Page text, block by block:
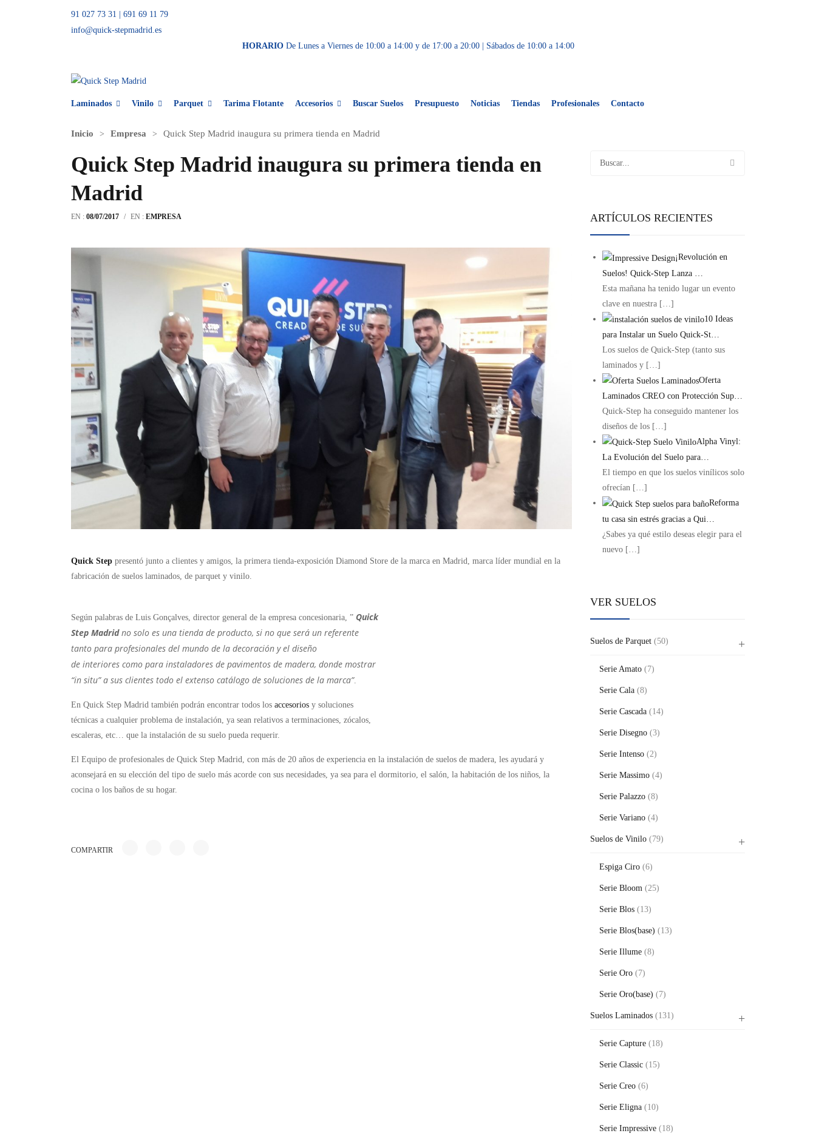
91 027 73 31
691 69 11 79
info@quick-stepmadrid.es
HORARIO De Lunes a Viernes de 10:00 a 14:00 y de 17:00 a 20:00 | Sábados de 10:00 a 14:00
Laminados Vinilo Parquet Tarima Flotante Accesorios Buscar Suelos Presupuesto Noticias Tiendas Profesionales Contacto
Inicio Empresa Quick Step Madrid inaugura su primera tienda en Madrid
Quick Step Madrid inaugura su primera tienda en
Madrid
EN : 08/07/2017 / EN : EMPRESA
Quick Step presentó junto a clientes y amigos, la primera tienda-exposición Diamond Store de la marca en Madrid, marca líder mundial en la
fabricación de suelos laminados, de parquet y vinilo.
Según palabras de Luis Gonçalves, director general de la empresa concesionaria, ” Quick
Step Madridno solo es una tienda de producto, si no que será un referente
tanto para profesionales del mundo de la decoración y el diseño
de interiores como para instaladores de pavimentos de madera, donde mostrar
“in situ” a sus clientes todo el extenso catálogo de soluciones de la marca”.
En Quick Step Madrid también podrán encontrar todos los accesorios y soluciones
técnicas a cualquier problema de instalación, ya sean relativos a terminaciones, zócalos,
escaleras, etc… que la instalación de su suelo pueda requerir.
El Equipo de profesionales de Quick Step Madrid, con más de 20 años de experiencia en la instalación de suelos de madera, les ayudará y
aconsejará en su elección del tipo de suelo más acorde con sus necesidades, ya sea para el dormitorio, el salón, la habitación de los niños, la
cocina o los baños de su hogar.
COMPARTIR
ARTÍCULOS RECIENTES
¡Revolución en
Suelos! Quick-Step Lanza …
Esta mañana ha tenido lugar un evento
clave en nuestra […]
10 Ideas
para Instalar un Suelo Quick-St…
Los suelos de Quick-Step (tanto sus
laminados y […]
Oferta
Laminados CREO con Protección Sup…
Quick-Step ha conseguido mantener los
diseños de los […]
Alpha Vinyl:
La Evolución del Suelo para…
El tiempo en que los suelos vinílicos solo
ofrecían […]
Reforma
tu casa sin estrés gracias a Qui…
¿Sabes ya qué estilo deseas elegir para el
nuevo […]
VER SUELOS
Suelos de Parquet (50)
Serie Amato (7)
Serie Cala (8)
Serie Cascada (14)
Serie Disegno (3)
Serie Intenso (2)
Serie Massimo (4)
Serie Palazzo (8)
Serie Variano (4)
Suelos de Vinilo (79)
Espiga Ciro (6)
Serie Bloom (25)
Serie Blos (13)
Serie Blos(base) (13)
Serie Illume (8)
Serie Oro (7)
Serie Oro(base) (7)
Suelos Laminados (131)
Serie Capture (18)
Serie Classic (15)
Serie Creo (6)
Serie Eligna (10)
Serie Impressive (18)